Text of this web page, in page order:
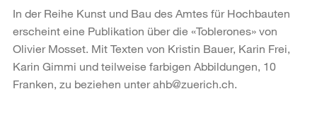
In der Reihe Kunst und Bau des Amtes für Hochbauten
erscheint eine Publikation über die «Toblerones» von
Olivier Mosset. Mit Texten von Kristin Bauer, Karin Frei,
Karin Gimmi und teilweise farbigen Abbildungen, 10
Franken, zu beziehen unter ahb@zuerich.ch.